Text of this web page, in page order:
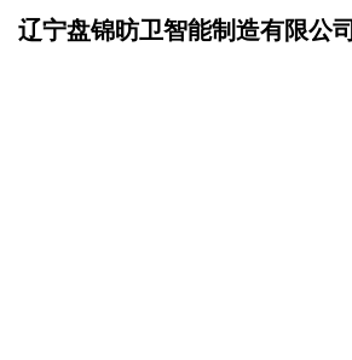
辽宁盘锦昉卫智能制造有限公司